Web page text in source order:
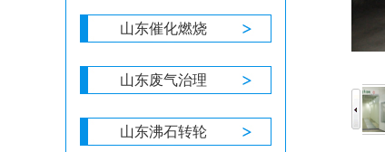
山东催化燃烧
山东废气治理
山东沸石转轮